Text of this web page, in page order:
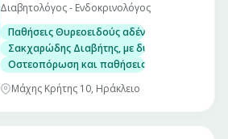
Διαβητολόγος - Ενδοκρινολόγος
Παθήσεις Θυρεοειδούς αδένα, με
Σακχαρώδης Διαβήτης, με δυνατότητα
Οστεοπόρωση και παθήσεις μεταβολισμού
Μάχης Κρήτης 10, Ηράκλειο